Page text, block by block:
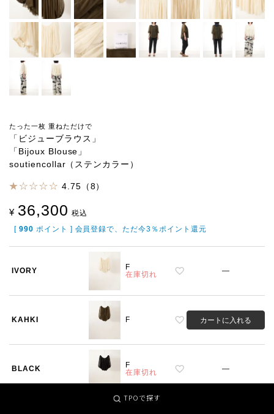
たった一枚 重ねただけで
「ビジューブラウス」
「Bijoux Blouse」
soutiencollar（ステンカラー）
4.75（8）
¥ 36,300 税込
[ 990 ポイント ] 会員登録で、ただ今3％ポイント還元
IVORY
F
在庫切れ
—
KAHKI F カートに入れる
BLACK
F
在庫切れ
—
TPOで探す